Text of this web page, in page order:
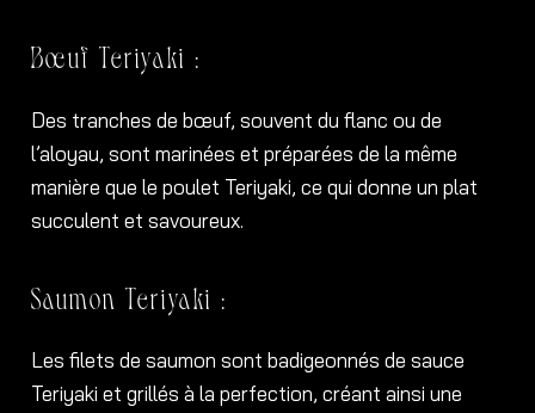
Bœuf Teriyaki :
Des tranches de bœuf, souvent du flanc ou de
l’aloyau, sont marinées et préparées de la même
manière que le poulet Teriyaki, ce qui donne un plat
succulent et savoureux.
Saumon Teriyaki :
Les filets de saumon sont badigeonnés de sauce
Teriyaki et grillés à la perfection, créant ainsi une